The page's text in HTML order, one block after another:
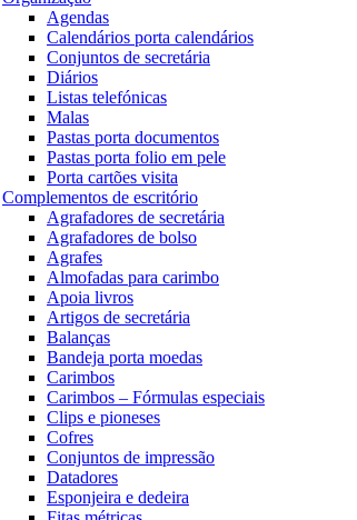
Agendas
Calendários porta calendários
Conjuntos de secretária
Diários
Listas telefónicas
Malas
Pastas porta documentos
Pastas porta folio em pele
Porta cartões visita
Complementos de escritório
Agrafadores de secretária
Agrafadores de bolso
Agrafes
Almofadas para carimbo
Apoia livros
Artigos de secretária
Balanças
Bandeja porta moedas
Carimbos
Carimbos – Fórmulas especiais
Clips e pioneses
Cofres
Conjuntos de impressão
Datadores
Esponjeira e dedeira